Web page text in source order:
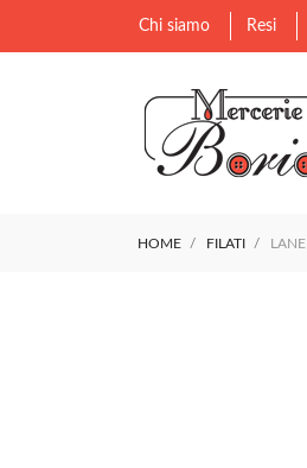
Chi siamo Resi
HOME FILATI LANE